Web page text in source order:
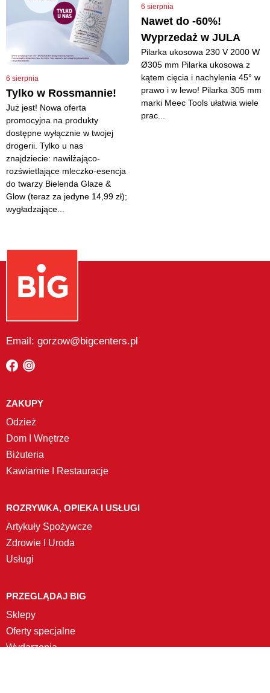
6 sierpnia
Tylko w Rossmannie!
Już jest! Nowa oferta
promocyjna na produkty
dostępne wyłącznie w twojej
drogerii. Tylko u nas
znajdziecie: nawilżająco-
rozświetlające mleczko-esencja
do twarzy Bielenda Glaze &
Glow (teraz za jedyne 14,99 zł);
wygładzające...
6 sierpnia
Nawet do -60%!
Wyprzedaż w JULA
Pilarka ukosowa 230 V 2000 W
Ø305 mm Pilarka ukosowa z
kątem cięcia i nachylenia 45° w
prawo i w lewo! Pilarka 305 mm
marki Meec Tools ułatwia wiele
prac...
Email: gorzow@bigcenters.pl
ZAKUPY
Odzież
Dom I Wnętrze
Biżuteria
Kawiarnie I Restauracje
ROZRYWKA, OPIEKA I USŁUGI
Artykuły Spożywcze
Zdrowie I Uroda
Usługi
PRZEGLĄDAJ BIG
Sklepy
Oferty specjalne
Wydarzenia